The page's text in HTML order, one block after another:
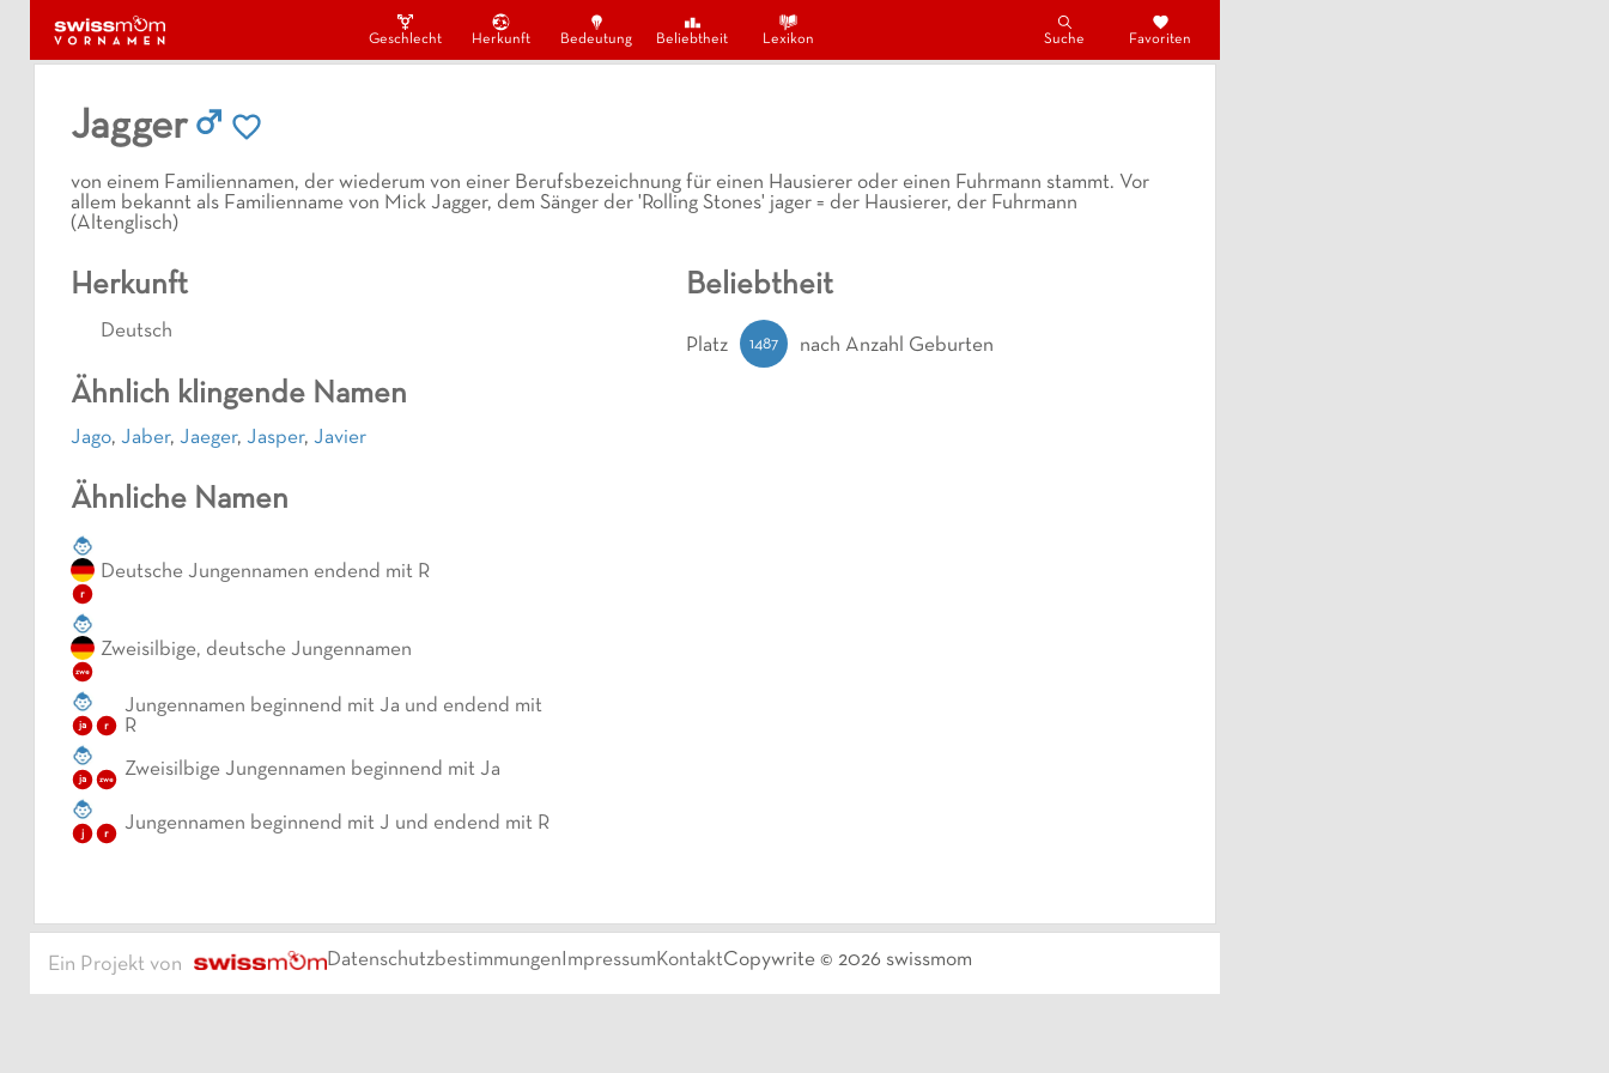
Geschlecht Herkunft Bedeutung Beliebtheit Lexikon Suche Favoriten
Jagger
von einem Familiennamen, der wiederum von einer Berufsbezeichnung für einen Hausierer oder einen Fuhrmann stammt. Vor
allem bekannt als Familienname von Mick Jagger, dem Sänger der 'Rolling Stones' jager = der Hausierer, der Fuhrmann
(Altenglisch)
Herkunft
Deutsch
Ähnlich klingende Namen
Jago, Jaber, Jaeger, Jasper, Javier
Ähnliche Namen
r
Deutsche Jungennamen endend mit R
zwe
Zweisilbige, deutsche Jungennamen
ja r
Jungennamen beginnend mit Ja und endend mit
R
ja zwe Zweisilbige Jungennamen beginnend mit Ja
j r Jungennamen beginnend mit J und endend mit R
Beliebtheit
Platz 1487 nach Anzahl Geburten
Ein Projekt von DatenschutzbestimmungenImpressumKontaktCopywrite © 2026 swissmom